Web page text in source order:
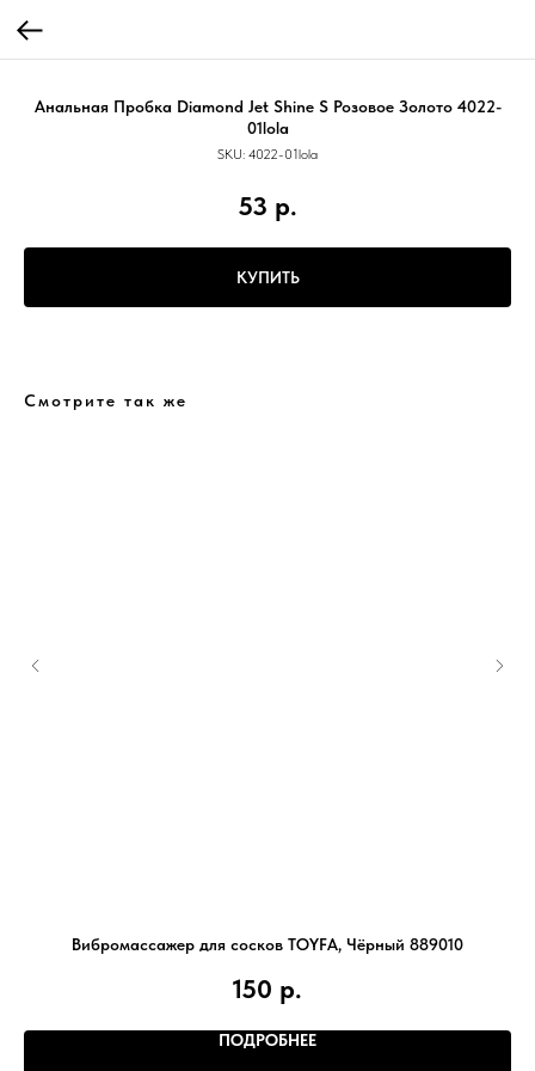
Анальная Пробка Diamond Jet Shine S Розовое Золото 4022-
01lola
SKU: 4022-01lola
53 р.
КУПИТЬ
Смотрите так же
Вибромассажер для сосков TOYFA, Чёрный 889010
150 р.
ПОДРОБНЕЕ